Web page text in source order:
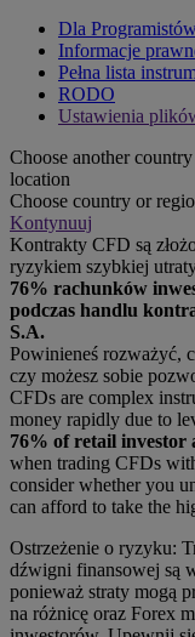
Dla
Informacje
Pełna lista
RODO
Ustawienia
Choose another
location
Choose country or
Kontynuuj
Kontrakty CFD są
ryzykiem szybkiej
76% rachunków
podczas handlu
S.A.
Powinieneś rozważyć,
czy możesz sobie
CFDs are complex
money rapidly due to
76% of retail investor
when trading CFDs
consider whether you
can afford to take the
Ostrzeżenie o ryzyku:
dźwigni finansowej są
ponieważ straty mogą
na różnicę oraz Forex